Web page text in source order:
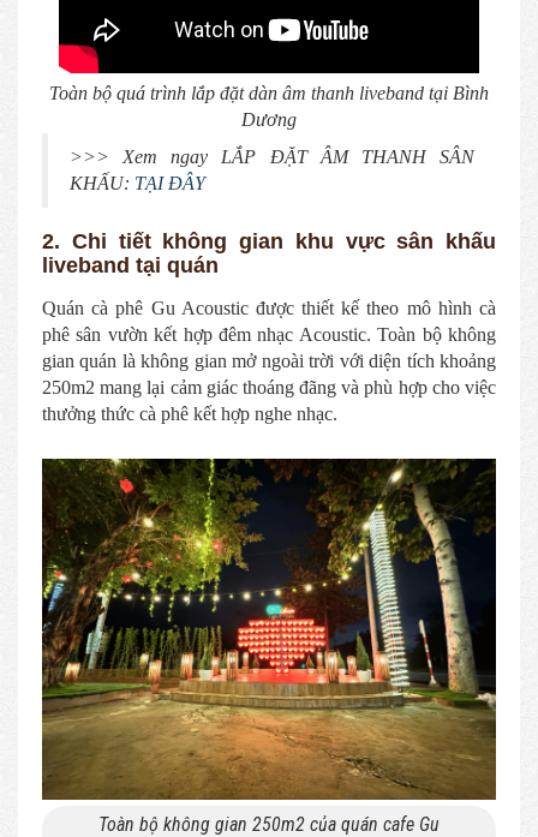
Toàn bộ quá trình lắp đặt dàn âm thanh liveband tại Bình
Dương
>>> Xem ngay LẮP ĐẶT ÂM THANH SÂN
KHẤU: TẠI ĐÂY
2. Chi tiết không gian khu vực sân khấu
liveband tại quán
Quán cà phê Gu Acoustic được thiết kế theo mô hình cà
phê sân vườn kết hợp đêm nhạc Acoustic. Toàn bộ không
gian quán là không gian mở ngoài trời với diện tích khoảng
250m2 mang lại cảm giác thoáng đãng và phù hợp cho việc
thưởng thức cà phê kết hợp nghe nhạc.
Toàn bộ không gian 250m2 của quán cafe Gu